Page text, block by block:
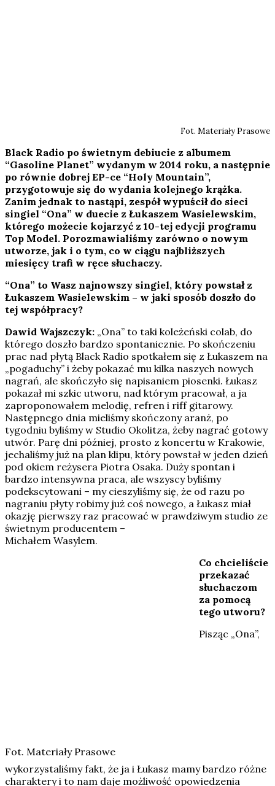
Fot. Materiały Prasowe
Black Radio po świetnym debiucie z albumem
“Gasoline Planet” wydanym w 2014 roku, a następnie
po równie dobrej EP-ce “Holy Mountain”,
przygotowuje się do wydania kolejnego krążka.
Zanim jednak to nastąpi, zespół wypuścił do sieci
singiel “Ona” w duecie z Łukaszem Wasielewskim,
którego możecie kojarzyć z 10-tej edycji programu
Top Model. Porozmawialiśmy zarówno o nowym
utworze, jak i o tym, co w ciągu najbliższych
miesięcy trafi w ręce słuchaczy.
“Ona” to Wasz najnowszy singiel, który powstał z
Łukaszem Wasielewskim – w jaki sposób doszło do
tej współpracy?
Dawid Wajszczyk: „Ona” to taki koleżeński colab, do
którego doszło bardzo spontanicznie. Po skończeniu
prac nad płytą Black Radio spotkałem się z Łukaszem na
„pogaduchy” i żeby pokazać mu kilka naszych nowych
nagrań, ale skończyło się napisaniem piosenki. Łukasz
pokazał mi szkic utworu, nad którym pracował, a ja
zaproponowałem melodię, refren i riff gitarowy.
Następnego dnia mieliśmy skończony aranż, po
tygodniu byliśmy w Studio Okolitza, żeby nagrać gotowy
utwór. Parę dni później, prosto z koncertu w Krakowie,
jechaliśmy już na plan klipu, który powstał w jeden dzień
pod okiem reżysera Piotra Osaka. Duży spontan i
bardzo intensywna praca, ale wszyscy byliśmy
podekscytowani – my cieszyliśmy się, że od razu po
nagraniu płyty robimy już coś nowego, a Łukasz miał
okazję pierwszy raz pracować w prawdziwym studio ze
świetnym producentem –
Michałem Wasylem.
Fot. Materiały Prasowe
Co chcieliście
przekazać
słuchaczom
za pomocą
tego utworu?
Pisząc „Ona”,
wykorzystaliśmy fakt, że ja i Łukasz mamy bardzo różne
charaktery i to nam daje możliwość opowiedzenia